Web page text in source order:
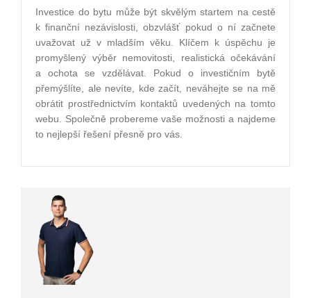
Investice do bytu může být skvělým startem na cestě
k finanční nezávislosti, obzvlášť pokud o ní začnete
uvažovat už v mladším věku. Klíčem k úspěchu je
promyšlený výběr nemovitosti, realistická očekávání
a ochota se vzdělávat. Pokud o investičním bytě
přemýšlíte, ale nevíte, kde začít, neváhejte se na mě
obrátit prostřednictvím kontaktů uvedených na tomto
webu. Společně probereme vaše možnosti a najdeme
to nejlepší řešení přesně pro vás.